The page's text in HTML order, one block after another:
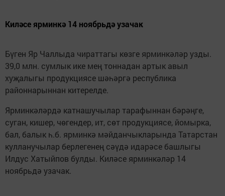
Киләсе ярминкә 14 ноябрьдә узачак
Бүген Яр Чаллыда чираттагы көзге ярминкәләр узды.
39,0 млн. сумлык ике мең тоннадан артык авыл
хуҗалыгы продукциясе шәһәргә республика
районнарыннан китерелде.
Ярминкәләрдә катнашучылар тарафыннан бәрәңге,
суган, кишер, чөгендер, ит, сөт продукциясе, йомырка,
бал, балык һ.б. ярминкә мәйданчыкларында Татарстан
кулланучылар берлегенең сәүдә идарәсе башлыгы
Илдус Хатыйпов булды. Киләсе ярминкәләр 14
ноябрьдә узачак.